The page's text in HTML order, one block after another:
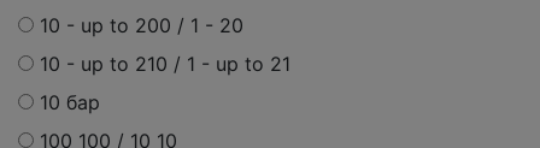
10 - up to 200 / 1 - 20
10 - up to 210 / 1 - up to 21
10 бар
100 100 / 10 10